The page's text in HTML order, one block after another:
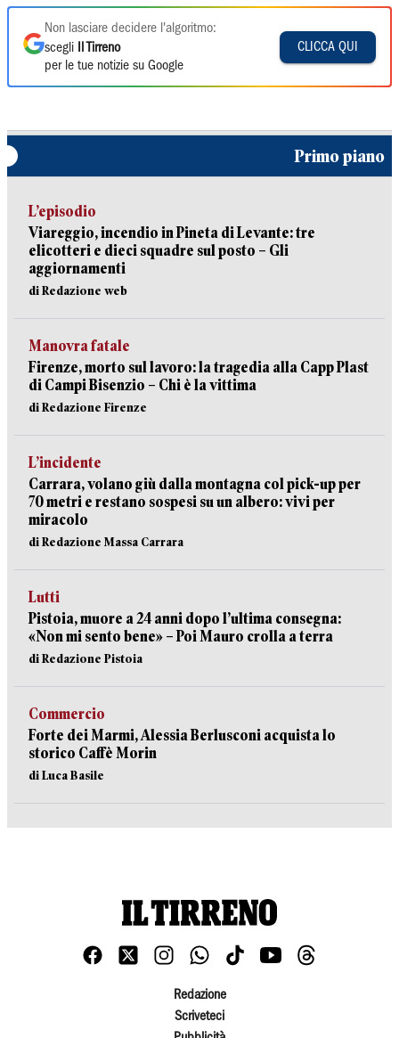
Non lasciare decidere l'algoritmo:
scegli
Il Tirreno
per le tue notizie su Google
CLICCA QUI
Primo piano
L’episodio
Viareggio, incendio in Pineta di Levante: tre
elicotteri e dieci squadre sul posto – Gli
aggiornamenti
di Redazione web
Manovra fatale
Firenze, morto sul lavoro: la tragedia alla Capp Plast
di Campi Bisenzio – Chi è la vittima
di Redazione Firenze
L’incidente
Carrara, volano giù dalla montagna col pick-up per
70 metri e restano sospesi su un albero: vivi per
miracolo
di Redazione Massa Carrara
Lutti
Pistoia, muore a 24 anni dopo l’ultima consegna:
«Non mi sento bene» – Poi Mauro crolla a terra
di Redazione Pistoia
Commercio
Forte dei Marmi, Alessia Berlusconi acquista lo
storico Caffè Morin
di Luca Basile
Redazione
Scriveteci